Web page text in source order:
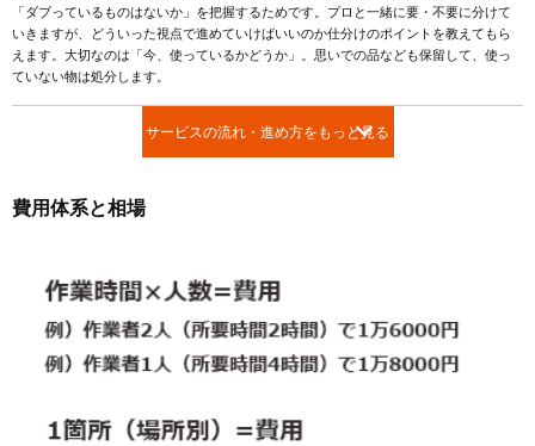
「ダブっているものはないか」を把握するためです。プロと一緒に要・不要に分けて
いきますが、どういった視点で進めていけばいいのか仕分けのポイントを教えてもら
えます。大切なのは「今、使っているかどうか」。思いでの品なども保留して、使っ
ていない物は処分します。
サービスの流れ・進め方をもっと見る
費用体系と相場